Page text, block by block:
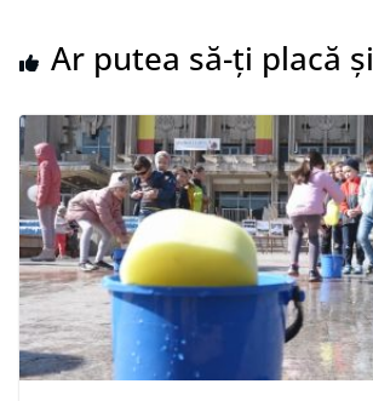
Ar putea să-ți placă și